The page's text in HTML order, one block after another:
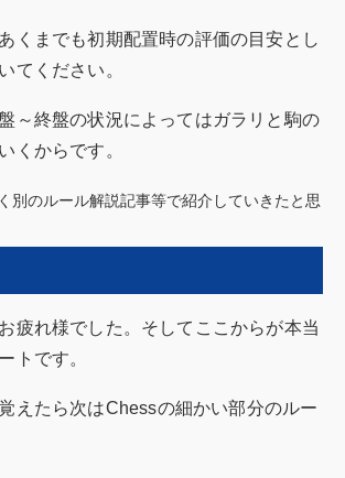
くまでも初期配置時の評価の目安とし
てください。
～終盤の状況によってはガラリと駒の
くからです。
別のルール解説記事等で紹介していきたと思
疲れ様でした。そしてここからが本当
トです。
えたら次はChessの細かい部分のルー